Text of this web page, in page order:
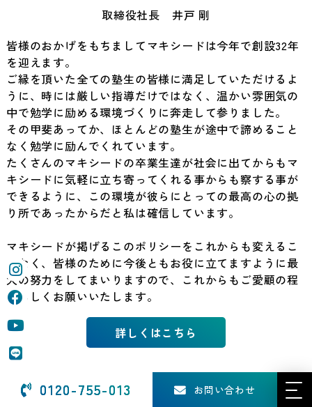
0120-755-013 お問い合わせ
取締役社長 井戸 剛
皆様のおかげをもちましてマキシードは今年で創設32年
を迎えます。
ご縁を頂いた全ての塾生の皆様に満足していただけるよ
うに、時には厳しい指導だけではなく、温かい雰囲気の
中で勉学に励める環境づくりに奔走して参りました。
その甲斐あってか、ほとんどの塾生が途中で諦めること
なく勉学に励んでくれています。
たくさんのマキシードの卒業生達が社会に出てからもマ
キシードに気軽に立ち寄ってくれる事からも察する事が
できるように、この環境が彼らにとっての最高の心の拠
り所であったからだと私は確信しています。
マキシードが掲げるこのポリシーをこれからも変えるこ
となく、皆様のために今後ともお役に立てますように最
大の努力をしてまいりますので、これからもご愛顧の程
よろしくお願いいたします。
詳しくはこちら